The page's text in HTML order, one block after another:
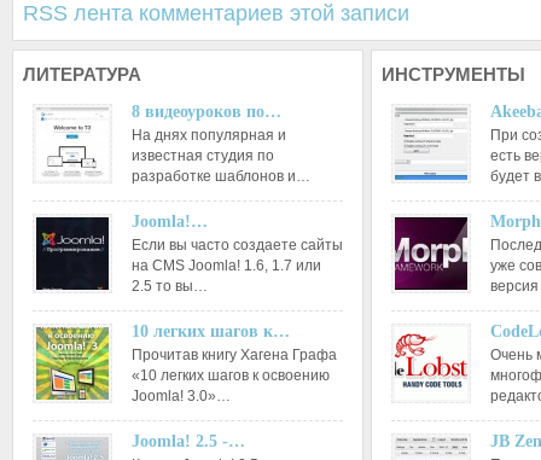
RSS лента комментариев этой записи
ЛИТЕРАТУРА
8 видеоуроков по…
На днях популярная и
известная студия по
разработке шаблонов и…
Joomla!…
Если вы часто создаете сайты
на CMS Joomla! 1.6, 1.7 или
2.5 то вы…
10 легких шагов к…
Прочитав книгу Хагена Графа
«10 легких шагов к освоению
Joomla! 3.0»…
Joomla! 2.5 -…
ИНСТРУМЕНТЫ
При
есть
будет
уже
Очень
JB